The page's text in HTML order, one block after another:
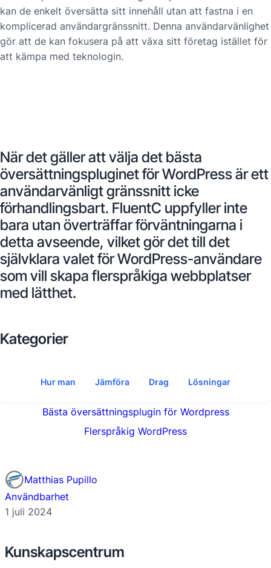
kan de enkelt översätta sitt innehåll utan att fastna i en
komplicerad användargränssnitt. Denna användarvänlighet
gör att de kan fokusera på att växa sitt företag istället för
att kämpa med teknologin.
När det gäller att välja det bästa
översättningspluginet för WordPress är ett
användarvänligt gränssnitt icke
förhandlingsbart. FluentC uppfyller inte
bara utan överträffar förväntningarna i
detta avseende, vilket gör det till det
självklara valet för WordPress-användare
som vill skapa flerspråkiga webbplatser
med lätthet.
Kategorier
Hur man Jämföra Drag Lösningar
Bästa översättningsplugin för Wordpress
Flerspråkig WordPress
Matthias Pupillo
Användbarhet
1 juli 2024
Kunskapscentrum